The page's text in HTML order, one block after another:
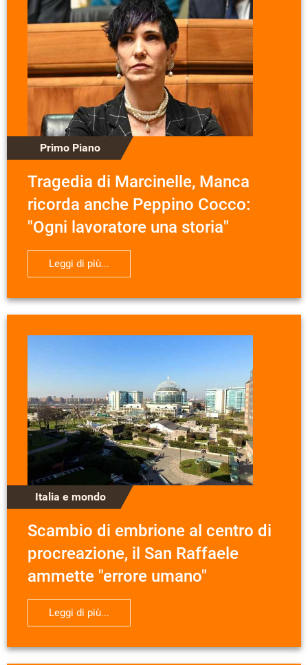
Primo Piano
Tragedia di Marcinelle, Manca
ricorda anche Peppino Cocco:
"Ogni lavoratore una storia"
Leggi di più...
Italia e mondo
Scambio di embrione al centro di
procreazione, il San Raffaele
ammette "errore umano"
Leggi di più...